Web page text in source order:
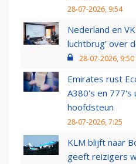
28-07-2026, 9:54
Nederland en
luchtbrug' over
28-07-2026, 9:50
Emirates rust
A380's en 777's
hoofdsteun
28-07-2026, 7:25
KLM blijft naar
geeft reizigers